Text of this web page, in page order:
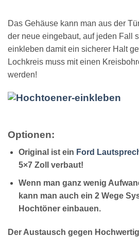
Das Gehäuse kann man aus der
der neue eingebaut, auf jeden Fall
einkleben damit ein sicherer Halt
Lochkreis muss mit einen
werden!
Optionen:
Original ist ein Ford
5×7 Zoll verbaut!
Wenn man ganz wenig
kann man auch ein 2 Wege
Hochtöner einbauen.
Der Austausch gegen